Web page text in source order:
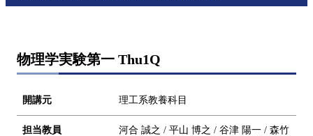
物理学実験第一 Thu1Q
開講元 理工系教養科目
担当教員
河合 誠之 / 平山 博之 / 谷津 陽一 / 森竹